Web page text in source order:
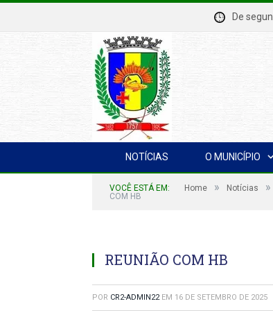
De
NOTÍCIAS O MUNICÍPIO
VOCÊ ESTÁ EM: Home » Notícias »
COM HB
REUNIÃO COM HB
POR CR2-ADMIN22 EM 16 DE SETEMBRO DE 2025